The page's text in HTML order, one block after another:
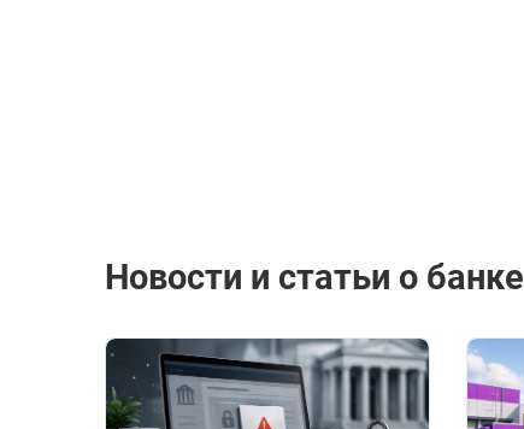
Новости и статьи о банке